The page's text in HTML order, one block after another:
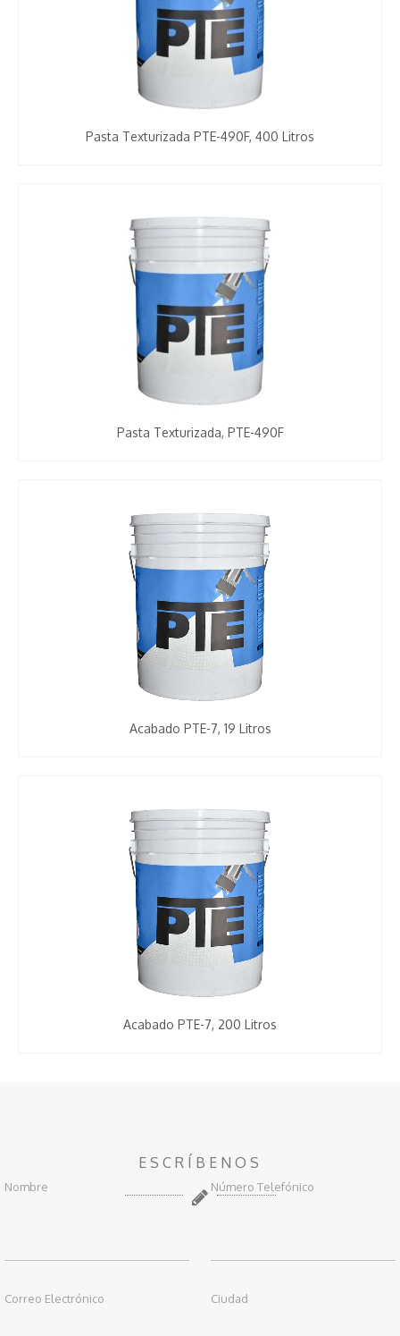
Pasta Texturizada PTE-490F, 400 Litros
Pasta Texturizada, PTE-490F
Acabado PTE-7, 19 Litros
Acabado PTE-7, 200 Litros
ESCRÍBENOS
Nombre
Correo Electrónico
Número Telefónico
Ciudad